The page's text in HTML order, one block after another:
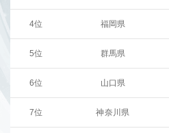
4位 福岡県
5位 群馬県
6位 山口県
7位 神奈川県